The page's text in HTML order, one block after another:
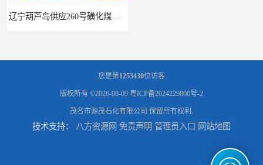
您是第1253430位访客
版权所有 ©2026-08-09 粤ICP备2024229806号-2
茂名市源茂石化有限公司 保留所有权利.
技术支持： 八方资源网 免责声明 管理员入口 网站地图